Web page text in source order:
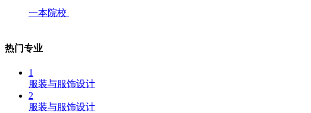
一本院校
热门专业
1
服装与服饰设计
2
服装与服饰设计